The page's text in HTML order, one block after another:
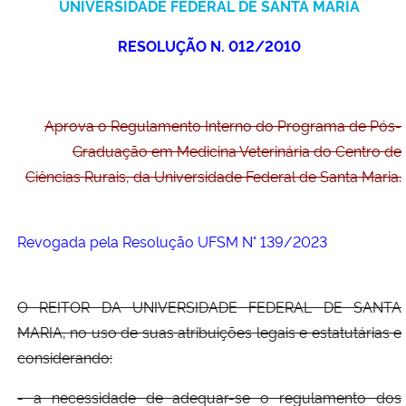
Ministério da Cidadania
Ministério da Ciência, Tecnologia, Inovações e Comunicações
Ministério do Turismo
Ministério do Desenvolvimento Regional
Controladoria-Geral da União
Ministério da Mulher, da Família e dos Direitos Humanos
UNIVERSIDADE FEDERAL DE SANTA MARIA
RESOLUÇÃO N. 012/2010
Aprova o Regulamento Interno do Programa de Pós-
Graduação em Medicina Veterinária do Centro de
Ciências Rurais, da Universidade Federal de Santa Maria.
Revogada pela Resolução UFSM N° 139/2023
O REITOR DA UNIVERSIDADE FEDERAL DE SANTA
MARIA, no uso de suas atribuições legais e estatutárias e
considerando:
- a necessidade de adequar-se o regulamento dos